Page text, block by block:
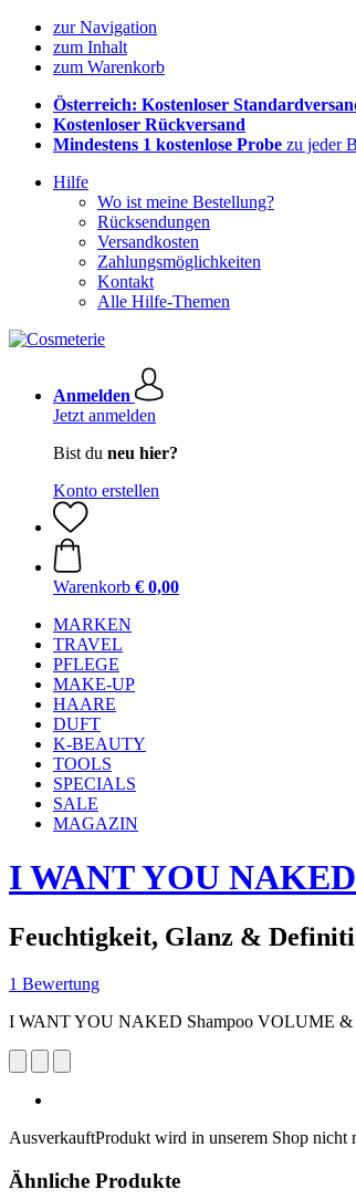
zur Navigation
zum Inhalt
zum Warenkorb
Österreich: Kostenloser
Kostenloser Rückversand
Mindestens 1 kostenlose Probe zu jeder
Hilfe
Wo ist meine Bestellung?
Rücksendungen
Versandkosten
Zahlungsmöglichkeiten
Kontakt
Alle Hilfe-Themen
Anmelden
Jetzt anmelden
Bist du neu hier?
Konto erstellen
Warenkorb € 0,00
MARKEN
TRAVEL
PFLEGE
MAKE-UP
HAARE
DUFT
K-BEAUTY
TOOLS
SPECIALS
SALE
MAGAZIN
I WANT YOU NAKED
Feuchtigkeit, Glanz &
1 Bewertung
I WANT YOU NAKED Shampoo VOLUME &
AusverkauftProdukt wird in unserem Shop nicht
Ähnliche Produkte